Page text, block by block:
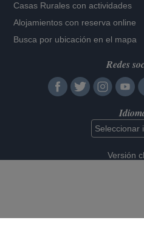
Casas Rurales con actividades
Alojamientos con reserva online
Busca por ubicación en el mapa
Redes
Versión